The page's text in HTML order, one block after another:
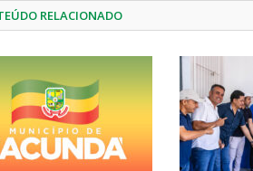
RELACIONADO